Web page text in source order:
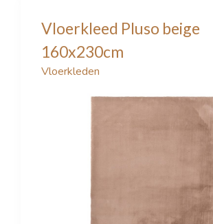
Vloerkleed Pluso beige
160x230cm
Vloerkleden